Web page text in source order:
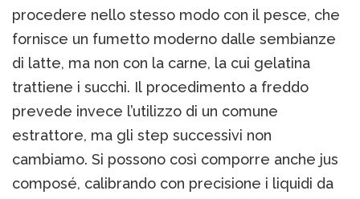
procedere nello stesso modo con il pesce, che
fornisce un fumetto moderno dalle sembianze
di latte, ma non con la carne, la cui gelatina
trattiene i succhi. Il procedimento a freddo
prevede invece l’utilizzo di un comune
estrattore, ma gli step successivi non
cambiamo. Si possono così comporre anche jus
composé, calibrando con precisione i liquidi da